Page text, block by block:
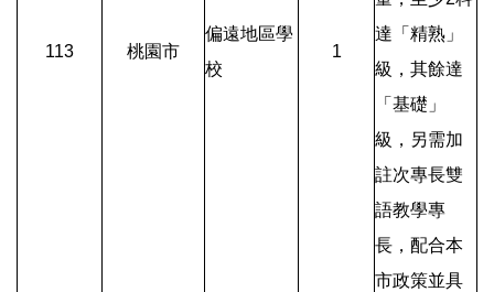
113 桃園市
偏遠地區學
校
1
達「精熟」
級，其餘達
「基礎」
級，另需加
註次專長雙
語教學專
長，配合本
市政策並具